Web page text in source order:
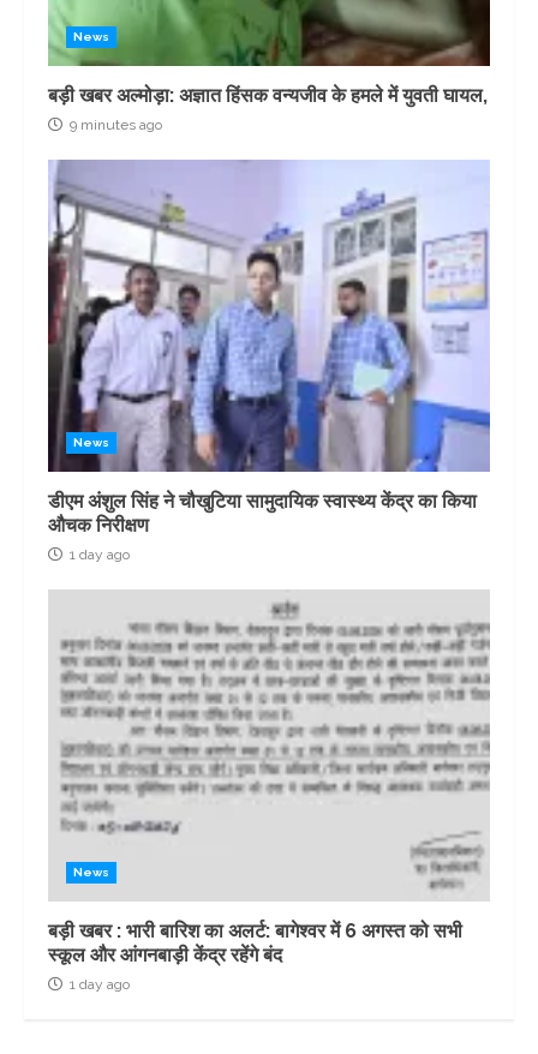
News
बड़ी खबर अल्मोड़ा: अज्ञात हिंसक वन्यजीव के हमले में युवती घायल,
9 minutes ago
News
डीएम अंशुल सिंह ने चौखुटिया सामुदायिक स्वास्थ्य केंद्र का किया
औचक निरीक्षण
1 day ago
News
बड़ी खबर : भारी बारिश का अलर्ट: बागेश्वर में 6 अगस्त को सभी
स्कूल और आंगनबाड़ी केंद्र रहेंगे बंद
1 day ago